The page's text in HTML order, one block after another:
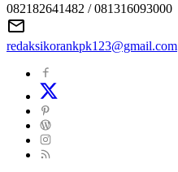
082182641482 / 081316093000
redaksikorankpk123@gmail.com